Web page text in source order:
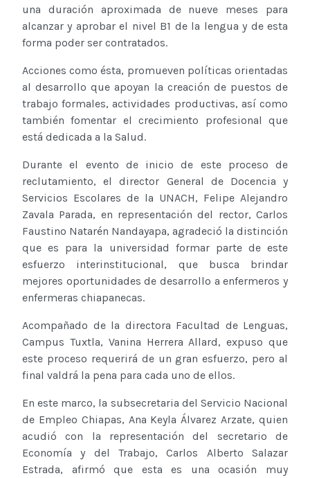
una duración aproximada de nueve meses para
alcanzar y aprobar el nivel B1 de la lengua y de esta
forma poder ser contratados.
Acciones como ésta, promueven políticas orientadas
al desarrollo que apoyan la creación de puestos de
trabajo formales, actividades productivas, así como
también fomentar el crecimiento profesional que
está dedicada a la Salud.
Durante el evento de inicio de este proceso de
reclutamiento, el director General de Docencia y
Servicios Escolares de la UNACH, Felipe Alejandro
Zavala Parada, en representación del rector, Carlos
Faustino Natarén Nandayapa, agradeció la distinción
que es para la universidad formar parte de este
esfuerzo interinstitucional, que busca brindar
mejores oportunidades de desarrollo a enfermeros y
enfermeras chiapanecas.
Acompañado de la directora Facultad de Lenguas,
Campus Tuxtla, Vanina Herrera Allard, expuso que
este proceso requerirá de un gran esfuerzo, pero al
final valdrá la pena para cada uno de ellos.
En este marco, la subsecretaria del Servicio Nacional
de Empleo Chiapas, Ana Keyla Álvarez Arzate, quien
acudió con la representación del secretario de
Economía y del Trabajo, Carlos Alberto Salazar
Estrada, afirmó que esta es una ocasión muy